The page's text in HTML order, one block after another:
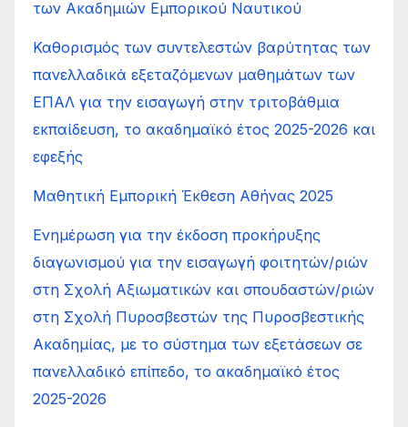
των Ακαδημιών Εμπορικού Ναυτικού
Καθορισμός των συντελεστών βαρύτητας των
πανελλαδικά εξεταζόμενων μαθημάτων των
ΕΠΑΛ για την εισαγωγή στην τριτοβάθμια
εκπαίδευση, το ακαδημαϊκό έτος 2025-2026 και
εφεξής
Μαθητική Εμπορική Έκθεση Αθήνας 2025
Ενημέρωση για την έκδοση προκήρυξης
διαγωνισμού για την εισαγωγή φοιτητών/ριών
στη Σχολή Αξιωματικών και σπουδαστών/ριών
στη Σχολή Πυροσβεστών της Πυροσβεστικής
Ακαδημίας, με το σύστημα των εξετάσεων σε
πανελλαδικό επίπεδο, το ακαδημαϊκό έτος
2025-2026